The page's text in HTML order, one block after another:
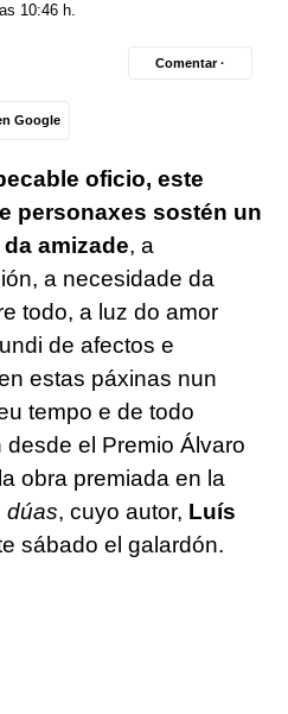
10:46 h.
Google
Comentar ·
oficio, este
personaxes sostén un
amizade, a
a necesidade da
todo, a luz do amor
de afectos e
estas páxinas nun
tempo e de todo
el Premio Álvaro
obra premiada en la
dúas, cuyo autor, Luís
sábado el galardón.